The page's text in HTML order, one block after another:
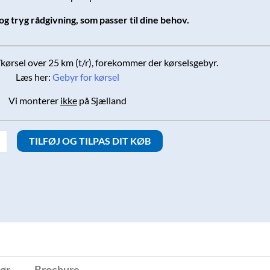
tryg rådgivning, som passer til dine behov.
over 25 km (t/r), forekommer der kørselsgebyr.
Læs her: Gebyr for kørsel
Vi monterer ikke på Sjælland
TILFØJ OG TILPAS DIT KØB